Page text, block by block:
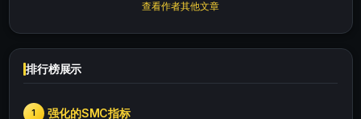
查看作者其他文章
排行榜展示
1 强化的SMC指标